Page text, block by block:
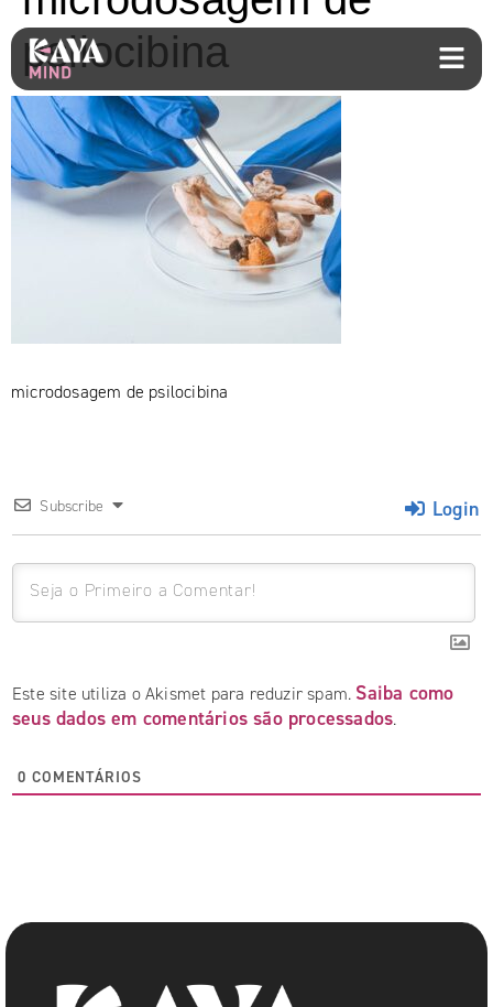
psilocibina
microdosagem de psilocibina
Subscribe Login
Este site utiliza o Akismet para reduzir spam. Saiba como
seus dados em comentários são processados.
0 COMENTÁRIOS